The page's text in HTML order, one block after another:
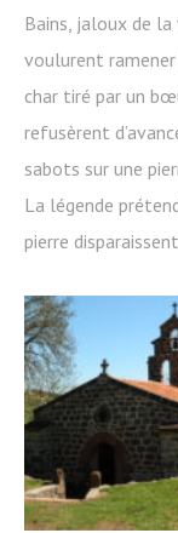
Bains, jaloux de
voulurent
char tiré par un
refusèrent
sabots sur une
La légende
pierre